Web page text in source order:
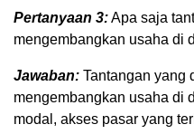
Pertanyaan 3:Apa saja
mengembangkan usaha di
Jawaban: Tantangan yang
mengembangkan usaha di
modal, akses pasar yang